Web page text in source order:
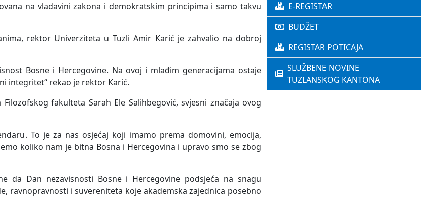
na vladavini zakona i demokratskim principima i samo takvu
rektor Univerziteta u Tuzli Amir Karić je zahvalio na dobroj
Bosne i Hercegovine. Na ovoj i mlađim generacijama ostaje
integritet“ rekao je rektor Karić.
fakulteta Sarah Ele Salihbegović, svjesni značaja ovog
To je za nas osjećaj koji imamo prema domovini, emocija,
koliko nam je bitna Bosna i Hercegovina i upravo smo se zbog
da Dan nezavisnosti Bosne i Hercegovine podsjeća na snagu
ravnopravnosti i suvereniteta koje akademska zajednica posebno
E-REGISTAR
BUDŽET
REGISTAR POTICAJA
SLUŽBENE NOVINE
TUZLANSKOG KANTONA